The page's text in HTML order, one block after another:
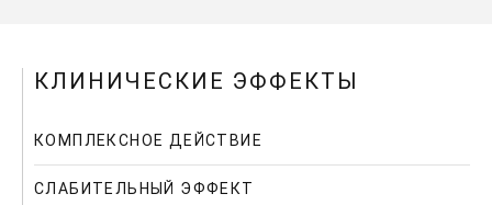
КЛИНИЧЕСКИЕ ЭФФЕКТЫ
КОМПЛЕКСНОЕ ДЕЙСТВИЕ
СЛАБИТЕЛЬНЫЙ ЭФФЕКТ